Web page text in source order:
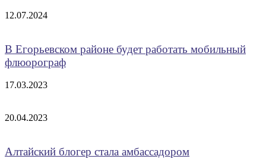
12.07.2024
В Егорьевском районе будет работать мобильный
флюорограф
17.03.2023
20.04.2023
Алтайский блогер стала амбассадором